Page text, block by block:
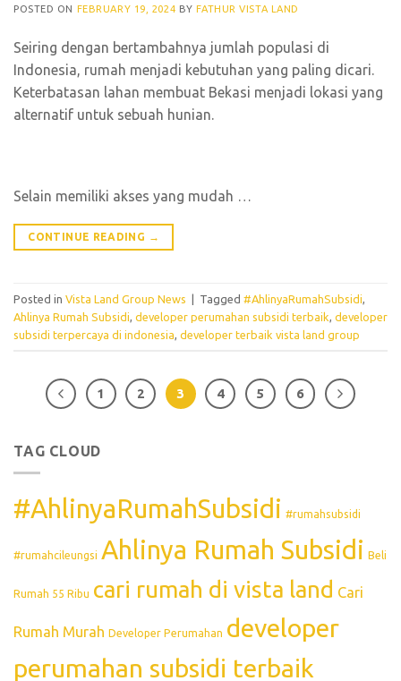
POSTED ON FEBRUARY 19, 2024 BYFATHUR VISTA LAND
Seiring dengan bertambahnya jumlah populasi di
Indonesia, rumah menjadi kebutuhan yang paling dicari.
Keterbatasan lahan membuat Bekasi menjadi lokasi yang
alternatif untuk sebuah hunian.
Selain memiliki akses yang mudah …
CONTINUE READING →
Posted in Vista Land Group News | Tagged #AhlinyaRumahSubsidi
Ahlinya Rumah Subsidi developer perumahan subsidi terbaik developer
subsidi terpercaya di indonesia developer terbaik vista land group
1 2 3 4 5 6
TAG CLOUD
#AhlinyaRumahSubsidi #rumahsubsidi
#rumahcileungsi Ahlinya Rumah Subsidi Beli
Rumah 55 Ribu cari rumah di vista land Cari
Rumah Murah Developer Perumahan developer
perumahan subsidi terbaik